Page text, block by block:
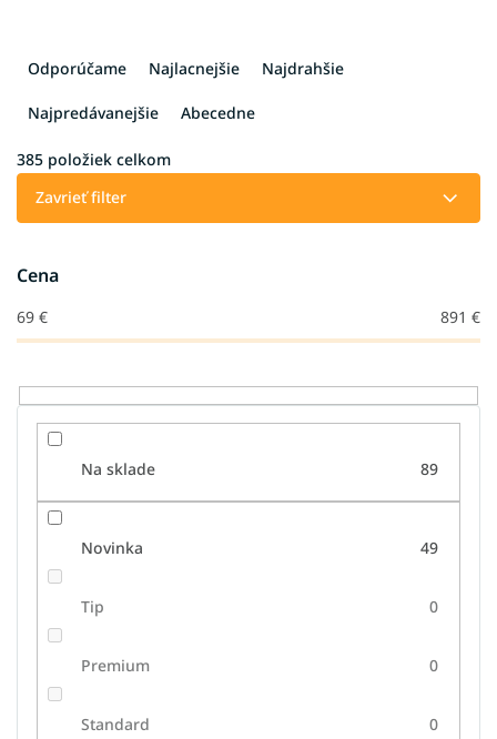
a
i
d
u
k
o
v
Odporúčame Najlacnejšie Najdrahšie
Najpredávanejšie Abecedne
385 položiek celkom
Zavrieť filter
Cena
69 € 891 €
Na sklade 89
Novinka 49
Tip 0
Premium 0
Standard 0